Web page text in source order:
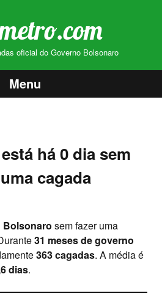
oficial do Governo Bolsonaro
Menu
há 0 dia sem
cagada
sem fazer uma
31 meses de governo
363 cagadas. A média é
dias.